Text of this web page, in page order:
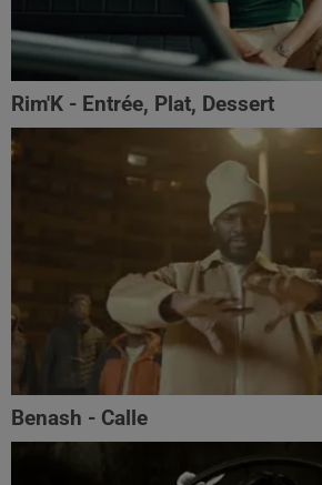
Rim'K - Entrée, Plat, Dessert
Benash - Calle